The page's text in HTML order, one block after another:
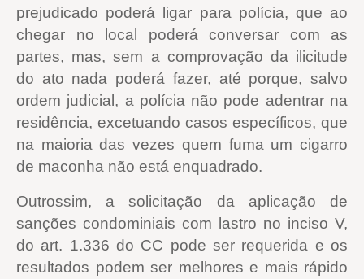
prejudicado poderá ligar para polícia, que ao
chegar no local poderá conversar com as
partes, mas, sem a comprovação da ilicitude
do ato nada poderá fazer, até porque, salvo
ordem judicial, a polícia não pode adentrar na
residência, excetuando casos específicos, que
na maioria das vezes quem fuma um cigarro
de maconha não está enquadrado.
Outrossim, a solicitação da aplicação de
sanções condominiais com lastro no inciso V,
do art. 1.336 do CC pode ser requerida e os
resultados podem ser melhores e mais rápido